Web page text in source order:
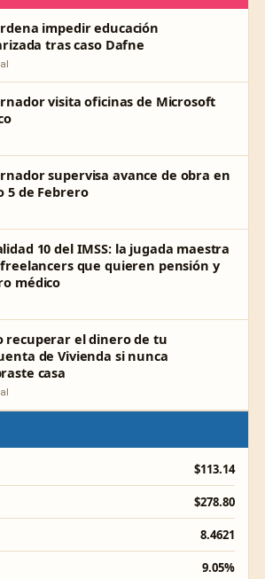
impedir educación
tras caso Dafne
visita oficinas de Microsoft
supervisa avance de obra en
5 de Febrero
10 del IMSS: la jugada maestra
que quieren pensión y
médico
recuperar el dinero de tu
de Vivienda si nunca
casa
$113.14
$278.80
8.4621
9.05%